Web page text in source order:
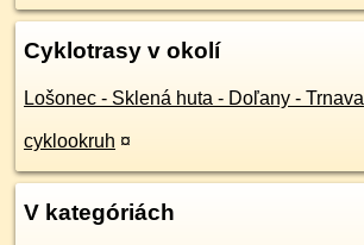
Cyklotrasy v okolí
Lošonec - Sklená huta - Doľany - Trnava
cyklookruh ¤
V kategóriách